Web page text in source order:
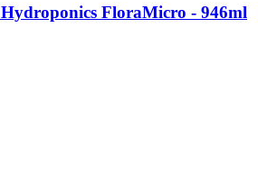
FloraMicro - 946ml